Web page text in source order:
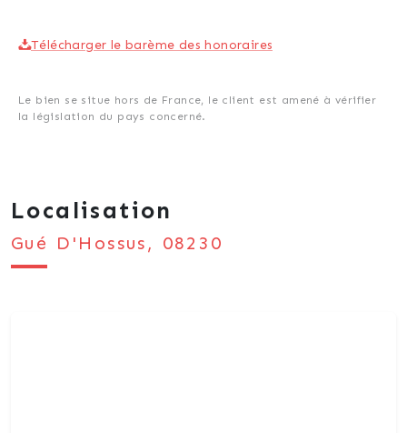
Télécharger le barème des honoraires
Le bien se situe hors de France, le client est amené à vérifier
la législation du pays concerné.
Localisation
Gué D'Hossus, 08230